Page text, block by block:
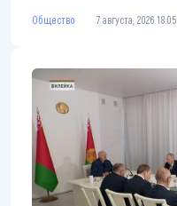
Общество 7 августа, 2026 18:05